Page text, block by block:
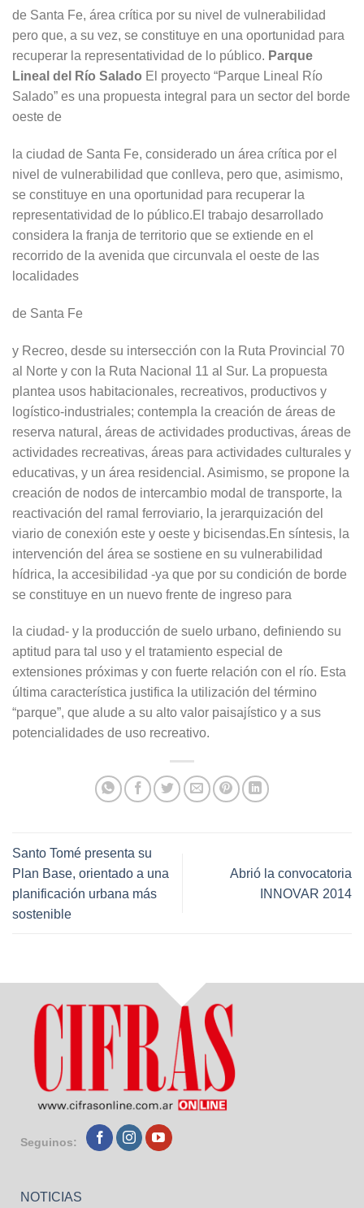
de Santa Fe, área crítica por su nivel de vulnerabilidad
pero que, a su vez, se constituye en una oportunidad para
recuperar la representatividad de lo público. Parque
Lineal del Río Salado El proyecto “Parque Lineal Río
Salado” es una propuesta integral para un sector del borde
oeste de
la ciudad de Santa Fe, considerado un área crítica por el
nivel de vulnerabilidad que conlleva, pero que, asimismo,
se constituye en una oportunidad para recuperar la
representatividad de lo público.El trabajo desarrollado
considera la franja de territorio que se extiende en el
recorrido de la avenida que circunvala el oeste de las
localidades
de Santa Fe
y Recreo, desde su intersección con la Ruta Provincial 70
al Norte y con la Ruta Nacional 11 al Sur. La propuesta
plantea usos habitacionales, recreativos, productivos y
logístico-industriales; contempla la creación de áreas de
reserva natural, áreas de actividades productivas, áreas de
actividades recreativas, áreas para actividades culturales y
educativas, y un área residencial. Asimismo, se propone la
creación de nodos de intercambio modal de transporte, la
reactivación del ramal ferroviario, la jerarquización del
viario de conexión este y oeste y bicisendas.En síntesis, la
intervención del área se sostiene en su vulnerabilidad
hídrica, la accesibilidad -ya que por su condición de borde
se constituye en un nuevo frente de ingreso para
la ciudad- y la producción de suelo urbano, definiendo su
aptitud para tal uso y el tratamiento especial de
extensiones próximas y con fuerte relación con el río. Esta
última característica justifica la utilización del término
“parque”, que alude a su alto valor paisajístico y a sus
potencialidades de uso recreativo.
Santo Tomé presenta su
Plan Base, orientado a una
planificación urbana más
sostenible
Abrió la convocatoria
INNOVAR 2014
Seguinos:
NOTICIAS